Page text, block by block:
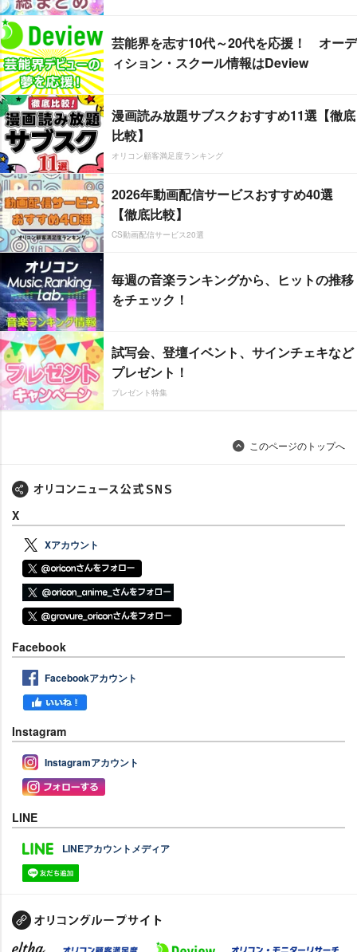
芸能界を志す10代～20代を応援！ オーデ
ィション・スクール情報はDeview
漫画読み放題サブスクおすすめ11選【徹底
比較】
オリコン顧客満足度ランキング
2026年動画配信サービスおすすめ40選
【徹底比較】
CS動画配信サービス20選
毎週の音楽ランキングから、ヒットの推移
をチェック！
試写会、登壇イベント、サインチェキなど
プレゼント！
プレゼント特集
このページのトップへ
X
Xアカウント
Facebook
Facebookアカウント
Instagram
Instagramアカウント
LINE
LINEアカウントメディア